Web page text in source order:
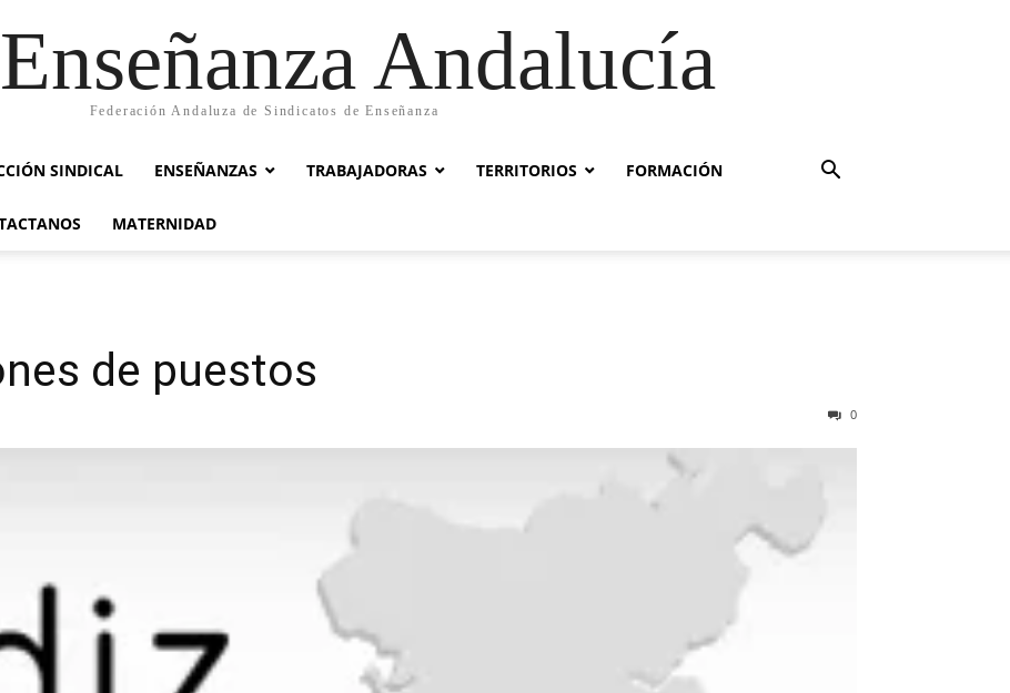
Andalucía
Federación Andaluza de Sindicatos de Enseñanza
SINDICAL ENSEÑANZAS TRABAJADORAS TERRITORIOS FORMACIÓN
MATERNIDAD
de puestos
0